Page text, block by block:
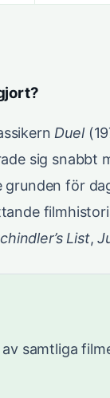
Duel
sig snabbt
grunden för
List,
samtliga